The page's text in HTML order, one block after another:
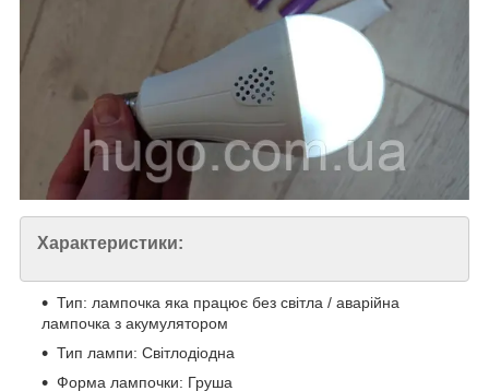
Характеристики:
Тип: лампочка яка працює без світла / аварійна
лампочка з акумулятором
Тип лампи: Світлодіодна
Форма лампочки: Груша